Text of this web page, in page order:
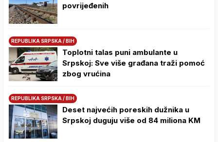
povrijeđenih
REPUBLIKA SRPSKA / BIH
Toplotni talas puni ambulante u
Srpskoj: Sve više građana traži pomoć
zbog vrućina
REPUBLIKA SRPSKA / BIH
Deset najvećih poreskih dužnika u
Srpskoj duguju više od 84 miliona KM